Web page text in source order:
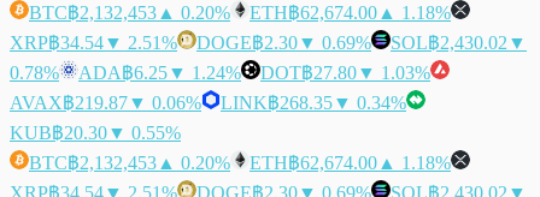
BTC฿2,132,453 ▲ 0.20% ETH฿62,674.00 ▲ 1.18%
XRP฿34.54▼ 2.51% DOGE฿2.30▼ 0.69% SOL฿2,430.02 ▼
0.78%
ADA฿6.25▼ 1.24% DOT฿27.80▼ 1.03%
AVAX฿219.87▼ 0.06% LINK฿268.35▼ 0.34%
KUB฿20.30▼ 0.55%
BTC฿2,132,453 ▲ 0.20% ETH฿62,674.00 ▲ 1.18%
XRP฿34.54▼ 2.51% DOGE฿2.30▼ 0.69% SOL฿2,430.02 ▼